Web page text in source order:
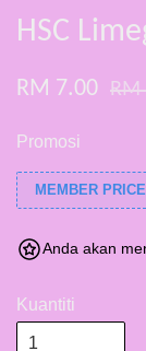
HSC
RM 7.00 RM
Promosi
MEMBER
Anda akan
Kuantiti